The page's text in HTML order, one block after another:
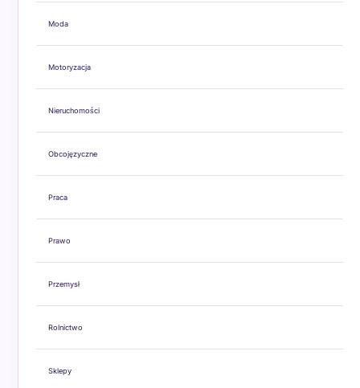
Moda
Motoryzacja
Nieruchomości
Obcojęzyczne
Praca
Prawo
Przemysł
Rolnictwo
Sklepy